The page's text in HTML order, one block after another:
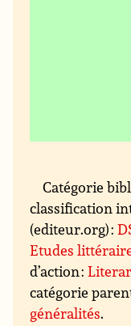
Catégorie
classification
(editeur.org) :
Etudes
d’action :
catégorie
généralités.